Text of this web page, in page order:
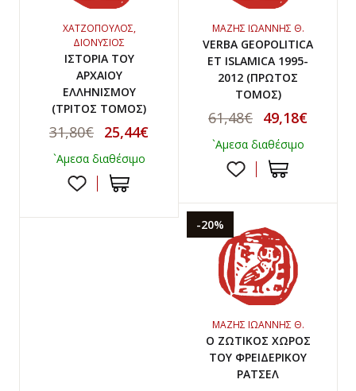
ΧΑΤΖΟΠΟΥΛΟΣ,
ΔΙΟΝΥΣΙΟΣ
ΙΣΤΟΡΙΑ ΤΟΥ
ΑΡΧΑΙΟΥ
ΕΛΛΗΝΙΣΜΟΥ
(ΤΡΙΤΟΣ ΤΟΜΟΣ)
31,80€ 25,44€
`Αμεσα διαθέσιμο
ΜΑΖΗΣ ΙΩΑΝΝΗΣ Θ.
VERBA GEOPOLITICA
ET ISLAMICA 1995-
2012 (ΠΡΩΤΟΣ
ΤΟΜΟΣ)
61,48€ 49,18€
`Αμεσα διαθέσιμο
-20%
ΜΑΖΗΣ ΙΩΑΝΝΗΣ Θ.
Ο ΖΩΤΙΚΟΣ ΧΩΡΟΣ
ΤΟΥ ΦΡΕΙΔΕΡΙΚΟΥ
ΡΑΤΣΕΛ